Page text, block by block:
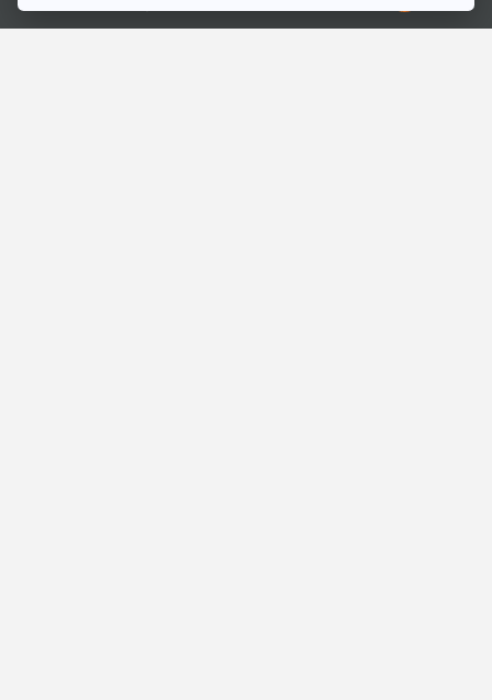
Ⓒ 2020 องค์การกระจายเสียงและแพร่ภาพสาธารณะแห่งประเทศไทย
ตอนที่เกี่ยวข้อง